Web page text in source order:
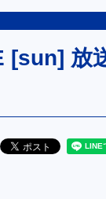
[sun] 放